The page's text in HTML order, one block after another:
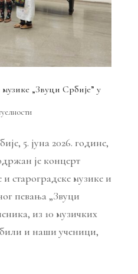
„Звуци Србије” у
5. јуна 2026. године,
је концерт
староградске музике и
певања „Звуци
из 10 музичких
и наши ученици,